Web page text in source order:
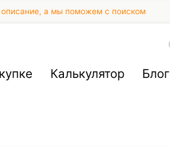
а мы поможем с поиском
Калькулятор Блог